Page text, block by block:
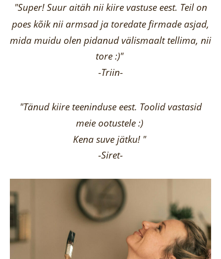
"Super! Suur aitäh nii kiire vastuse eest. Teil on
poes kõik nii armsad ja toredate firmade asjad,
mida muidu olen pidanud välismaalt tellima, nii
tore :)"
-Triin-
"Tänud kiire teeninduse eest. Toolid vastasid
meie ootustele :)
Kena suve jätku! "
-Siret-